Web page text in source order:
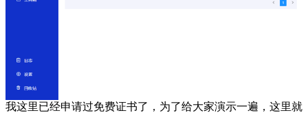
我这里已经申请过免费证书了，为了给大家演示一遍，这里就